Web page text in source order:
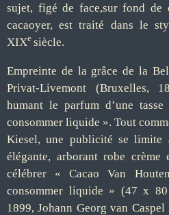
sujet, figé de face,sur fond de
cacaoyer, est traité dans le
XIXe siècle.
Empreinte de la grâce de la
Privat-Livemont (Bruxelles,
humant le parfum d’une
consommer liquide ». Tout
Kiesel, une publicité se limite
élégante, arborant robe
célébrer « Cacao Van
consommer liquide » (47 x
1899, Johann Georg van